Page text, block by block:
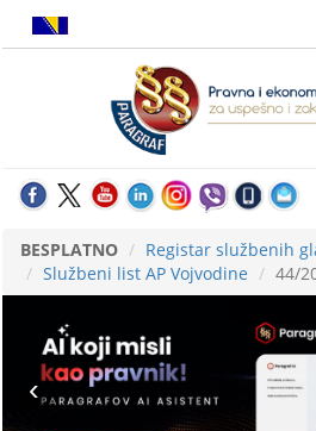
BESPLATNO
Registar službenih
Službeni list AP Vojvodine
44/